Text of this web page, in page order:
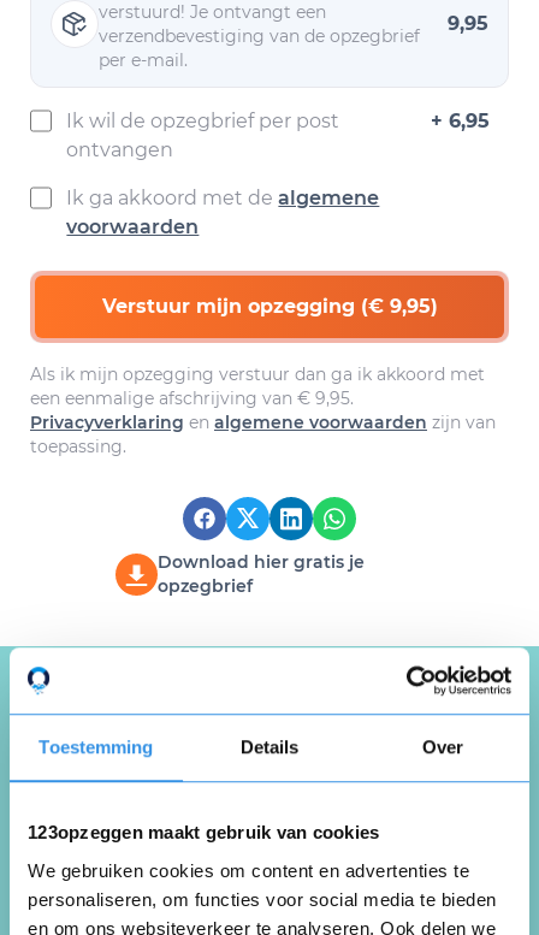
Toestemming Details Over
123opzeggen maakt gebruik van cookies
We gebruiken cookies om content en advertenties te
personaliseren, om functies voor social media te bieden
en om ons websiteverkeer te analyseren. Ook delen we
verstuurd! Je ontvangt een
verzendbevestiging van de opzegbrief
per e-mail.
9,95
Ik wil de opzegbrief per post
ontvangen
+ 6,95
Ik ga akkoord met dealgemene
voorwaarden
Verstuur mijn opzegging (€ 9,95)
Als ik mijn opzegging verstuur dan ga ik akkoord met
een eenmalige afschrijving van € 9,95.
Privacyverklaring en algemene voorwaarden zijn van
toepassing.
Download hier gratis je
opzegbrief
Schrijf een review over
123opzeggen
Deel je ervaring met de opzegdienst van